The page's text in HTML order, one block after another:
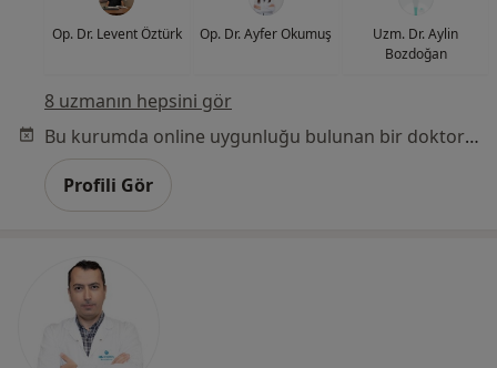
Op. Dr. Levent Öztürk Op. Dr. Ayfer Okumuş
Uzm. Dr. Aylin
Bozdoğan
8 uzmanın hepsini gör
Bu kurumda online uygunluğu bulunan bir doktor veya uzman bulunamadı
Profili Gör